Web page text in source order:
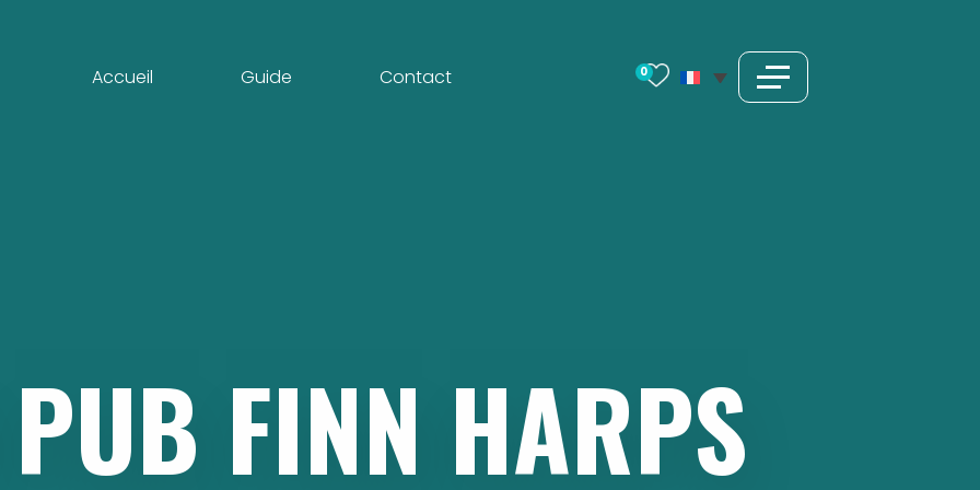
Accueil Guide Contact 0
PUB FINN HARPS